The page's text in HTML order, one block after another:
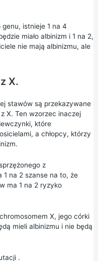
istnieje 1 na 4
miało albinizm i 1 na 2,
nie mają albinizmu, ale
X.
stawów są przekazywane
X. Ten wzorzec inaczej
które
a chłopcy, którzy
z
1 na 2 szanse na to, że
ma 1 na 2 ryzyko
X, jego córki
mieli albinizmu i nie będą
.